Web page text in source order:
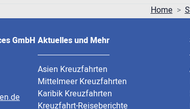
Home
GmbH Aktuelles und Mehr
Asien Kreuzfahrten
Mittelmeer Kreuzfahrten
Karibik Kreuzfahrten
Kreuzfahrt-Reiseberichte